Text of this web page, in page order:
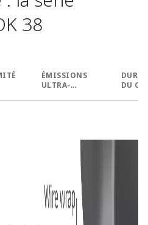
38
ÉMISSIONS
ULTRA-
DU